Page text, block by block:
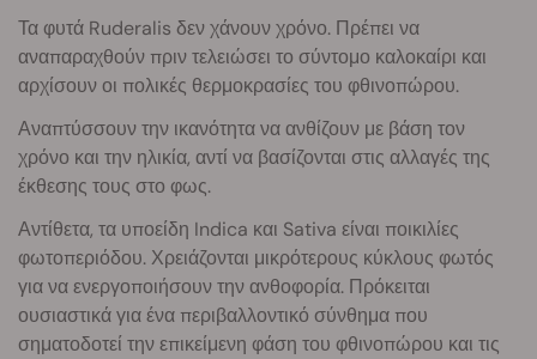
Τα φυτά Ruderalis δεν χάνουν χρόνο. Πρέπει να
αναπαραχθούν πριν τελειώσει το σύντομο καλοκαίρι και
αρχίσουν οι πολικές θερμοκρασίες του φθινοπώρου.
Αναπτύσσουν την ικανότητα να ανθίζουν με βάση τον
χρόνο και την ηλικία, αντί να βασίζονται στις αλλαγές της
έκθεσης τους στο φως.
Αντίθετα, τα υποείδη Indica και Sativa είναι ποικιλίες
φωτοπεριόδου. Χρειάζονται μικρότερους κύκλους φωτός
για να ενεργοποιήσουν την ανθοφορία. Πρόκειται
ουσιαστικά για ένα περιβαλλοντικό σύνθημα που
σηματοδοτεί την επικείμενη φάση του φθινοπώρου και τις